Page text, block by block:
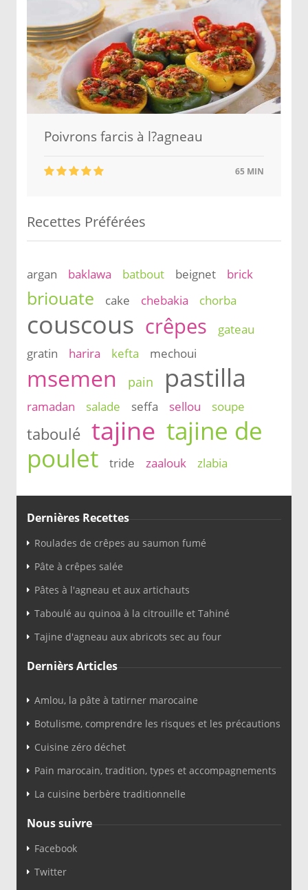
Poivrons farcis à l?agneau
65 MIN
Recettes Préférées
argan baklawa batbout beignet brick
briouate cake chebakia chorba
couscous crêpes
gateau
gratin
harira kefta mechoui
msemen pain pastilla
ramadan salade seffa sellou soupe
taboulé tajine tajine de
poulet
tride zaalouk zlabia
Dernières Recettes
Roulades de crêpes au saumon fumé
Pâte à crêpes salée
Pâtes à l'agneau et aux artichauts
Taboulé au quinoa à la citrouille et Tahiné
Tajine d'agneau aux abricots sec au four
Dernièrs Articles
Amlou, la pâte à tatirner marocaine
Botulisme, comprendre les risques et les précautions
Cuisine zéro déchet
Pain marocain, tradition, types et accompagnements
La cuisine berbère traditionnelle
Nous suivre
Facebook
Twitter